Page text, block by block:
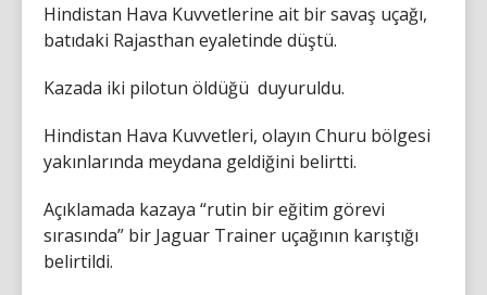
Hindistan Hava Kuvvetlerine ait bir savaş uçağı,
batıdaki Rajasthan eyaletinde düştü.
Kazada iki pilotun öldüğü duyuruldu.
Hindistan Hava Kuvvetleri, olayın Churu bölgesi
yakınlarında meydana geldiğini belirtti.
Açıklamada kazaya “rutin bir eğitim görevi
sırasında” bir Jaguar Trainer uçağının karıştığı
belirtildi.